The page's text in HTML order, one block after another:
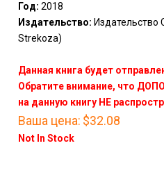
Год: 2018
Издательство: Издательство
Strekoza)
Данная книга будет
Обратите внимание, что
на данную книгу НЕ
Ваша цена: $32.08
Not In Stock